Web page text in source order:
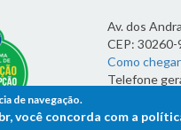
Av. dos
CEP:
Como chegar
Telefone
7h às 19h
de navegação.
você concorda com a